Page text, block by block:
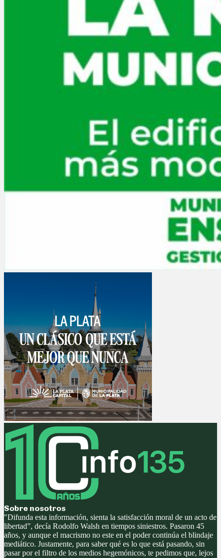
Sobre nosotros
"Difunda esta información, sienta la satisfacción moral de un acto de
libertad”, decía Rodolfo Walsh en tiempos siniestros. Pasaron 45
años, y aunque el macrismo no este en el poder continúa el blindaje
mediático. Justamente, para saber qué es lo que está pasando, sin
pasar por el filtro de los medios hegemónicos, te pedimos que, lejos